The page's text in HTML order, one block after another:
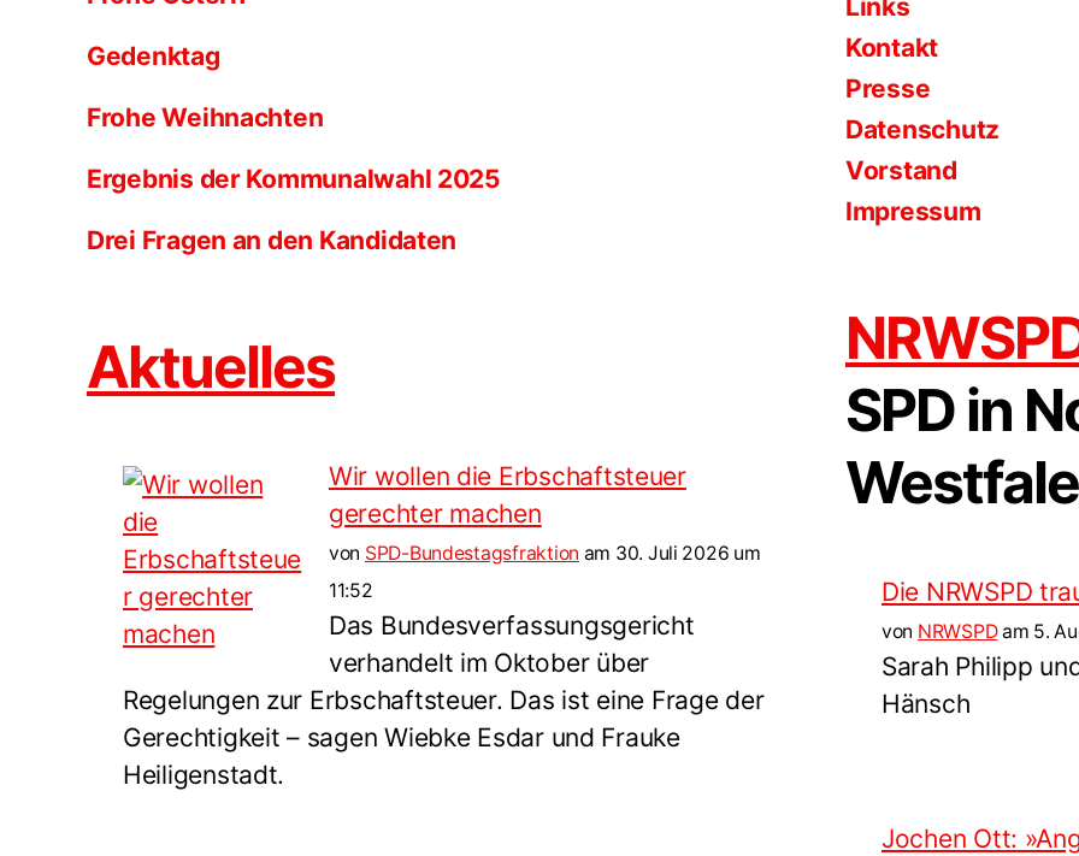
Gedenktag
Frohe Weihnachten
Ergebnis der Kommunalwahl 2025
Drei Fragen an den Kandidaten
Aktuelles
Wir wollen die Erbschaftsteuer
gerechter machen
von SPD-Bundestagsfraktion am 30. Juli 2026 um
11:52
Das Bundesverfassungsgericht
verhandelt im Oktober über
Regelungen zur Erbschaftsteuer. Das ist eine Frage der
Gerechtigkeit – sagen Wiebke Esdar und Frauke
Heiligenstadt.
Links
Kontakt
Presse
Datenschutz
Vorstand
Impressum
SPD in
Die NRWSPD
von NRWSPDam 5.
Sarah Philipp
Hänsch
Jochen Ott: